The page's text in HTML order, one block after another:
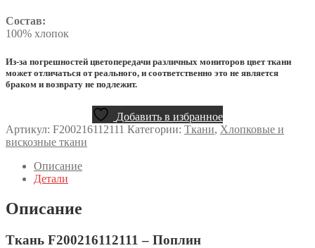
Состав:
100% хлопок
Из-за погрешностей цветопередачи различных мониторов цвет ткани
может отличаться от реального, и соответственно это не является
браком и возврату не подлежит.
Добавить в избранное
Артикул: F200216112111 Категории: Ткани, Хлопковые и
вискозные ткани
Описание
Детали
Описание
Ткань F200216112111 – Поплин